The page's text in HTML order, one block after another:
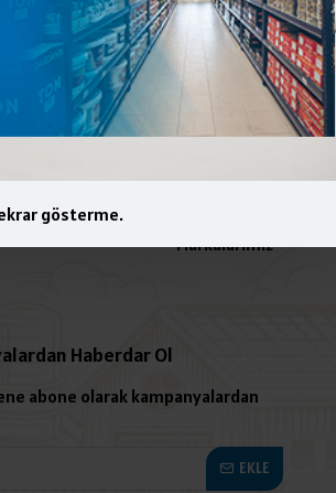
gösterme.
daha fazla ürün bulunamadı..
İletişim
Markalarımız
Haberdar Ol
abone olarak kampanyalardan
EKLE